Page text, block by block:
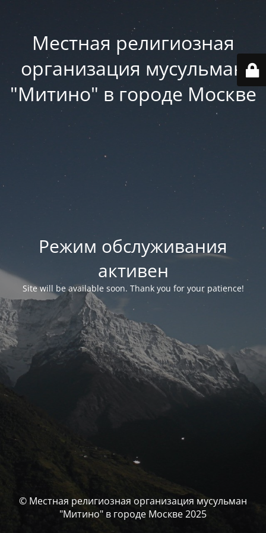
Местная религиозная
организация мусульман
"Митино" в городе Москве
Режим обслуживания
активен
Site will be available soon. Thank you for your patience!
© Местная религиозная организация мусульман
"Митино" в городе Москве 2025